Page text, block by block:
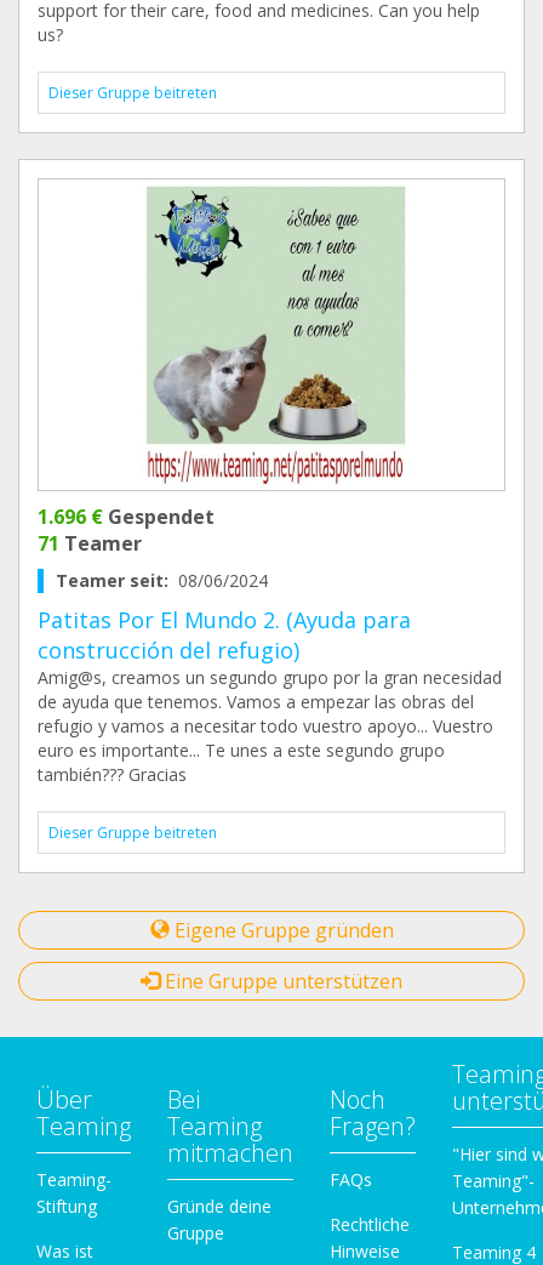
support for their care, food and medicines. Can you help
us?
Dieser Gruppe beitreten
1.696 € Gespendet
71 Teamer
Teamer seit: 08/06/2024
Patitas Por El Mundo 2. (Ayuda para
construcción del refugio)
Amig@s, creamos un segundo grupo por la gran necesidad
de ayuda que tenemos. Vamos a empezar las obras del
refugio y vamos a necesitar todo vuestro apoyo... Vuestro
euro es importante... Te unes a este segundo grupo
también??? Gracias
Dieser Gruppe beitreten
Eigene Gruppe gründen
Eine Gruppe unterstützen
Über
Teaming
Teaming-
Stiftung
Was ist
Bei
Teaming
mitmachen
Gründe deine
Gruppe
Noch
Fragen?
FAQs
Rechtliche
Hinweise
"Hier sind
Teaming"-
Teaming 4